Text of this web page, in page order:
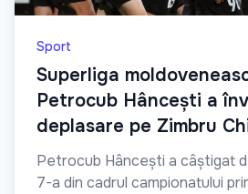
Sport
Superliga
Petrocub Hâncești a
deplasare pe Zimbru
Petrocub Hâncești a câștigat
7-a din cadrul campionatului